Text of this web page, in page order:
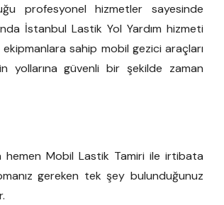
profesyonel hizmetler sayesinde
İstanbul Lastik Yol Yardım hizmeti
sahip mobil gezici araçları
yollarına güvenli bir şekilde zaman
hemen Mobil Lastik Tamiri ile irtibata
gereken tek şey bulunduğunuz